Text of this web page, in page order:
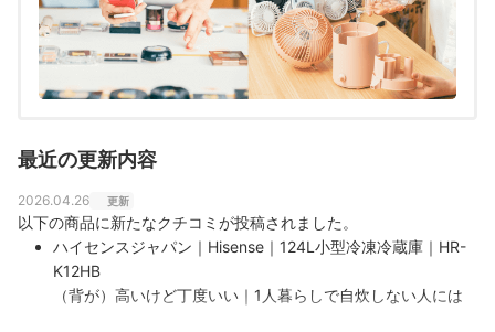
最近の更新内容
2026.04.26 更新
以下の商品に新たなクチコミが投稿されました。
ハイセンスジャパン｜Hisense｜124L小型冷凍冷蔵庫｜HR-
K12HB
（背が）高いけど丁度いい｜1人暮らしで自炊しない人には